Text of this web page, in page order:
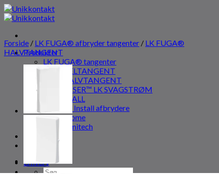
Fortsæt
til
Produkter
LK FUGA® tangenter
HELTANGENT
HALVTANGENT
WISER™ LK SVAGSTRØM
SG INSTALL
SG Install afbrydere
Smart Home
Jumitech
Erhverv
Søg
Forside / LK FUGA® afbryder tangenter / LK FUGA®
HALVTANGENT